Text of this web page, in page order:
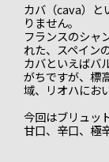
カバ（cava）と
りません。
フランスのシャ
れた、スペイン
カバといえばバ
がちですが、標
域、リオハにお
今回はブリュッ
甘口、辛口、極